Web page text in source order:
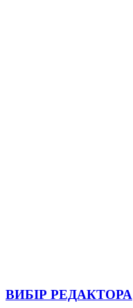
ВИБІР РЕДАКТОРА